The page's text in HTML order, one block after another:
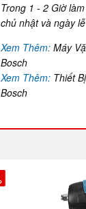
Trong 1 - 2 Giờ
chủ nhật và ngày lễ
Xem Thêm: Máy
Bosch
Xem Thêm: Thiết
Bosch